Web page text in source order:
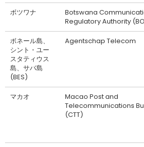
ボツワナ
Botswana
Regulatory Authority
ボネール島、
シント・ユー
スタティウス
島、サバ島
(BES)
Agentschap Telecom
マカオ
Macao Post and
Telecommunications
(CTT)